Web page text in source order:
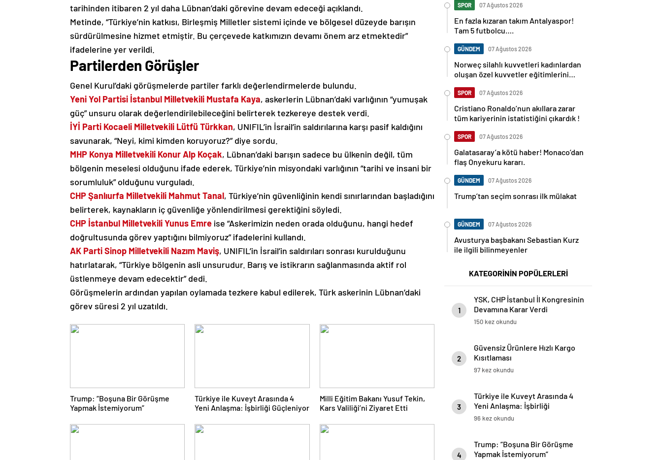
tarihinden itibaren 2 yıl daha Lübnan’daki görevine devam edeceği açıklandı.
Metinde, “Türkiye’nin katkısı, Birleşmiş Milletler sistemi içinde ve bölgesel düzeyde barışın
sürdürülmesine hizmet etmiştir. Bu çerçevede katkımızın devamı önem arz etmektedir”
ifadelerine yer verildi.
Partilerden Görüşler
Genel Kurul’daki görüşmelerde partiler farklı değerlendirmelerde bulundu.
Yeni Yol Partisi İstanbul Milletvekili Mustafa Kaya, askerlerin Lübnan’daki varlığının “yumuşak
güç” unsuru olarak değerlendirilebileceğini belirterek tezkereye destek verdi.
İYİ Parti Kocaeli Milletvekili Lütfü Türkkan, UNIFIL’in İsrail’in saldırılarına karşı pasif kaldığını
savunarak, “Neyi, kimi kimden koruyoruz?” diye sordu.
MHP Konya Milletvekili Konur Alp Koçak, Lübnan’daki barışın sadece bu ülkenin değil, tüm
bölgenin meselesi olduğunu ifade ederek, Türkiye’nin misyondaki varlığının “tarihi ve insani bir
sorumluluk” olduğunu vurguladı.
CHP Şanlıurfa Milletvekili Mahmut Tanal, Türkiye’nin güvenliğinin kendi sınırlarından başladığını
belirterek, kaynakların iç güvenliğe yönlendirilmesi gerektiğini söyledi.
CHP İstanbul Milletvekili Yunus Emre ise “Askerimizin neden orada olduğunu, hangi hedef
doğrultusunda görev yaptığını bilmiyoruz” ifadelerini kullandı.
AK Parti Sinop Milletvekili Nazım Maviş, UNIFIL’in İsrail’in saldırıları sonrası kurulduğunu
hatırlatarak, “Türkiye bölgenin asli unsurudur. Barış ve istikrarın sağlanmasında aktif rol
üstlenmeye devam edecektir” dedi.
Görüşmelerin ardından yapılan oylamada tezkere kabul edilerek, Türk askerinin Lübnan’daki
görev süresi 2 yıl uzatıldı.
Trump: “Boşuna Bir Görüşme
Yapmak İstemiyorum”
Türkiye ile Kuveyt Arasında 4
Yeni Anlaşma: İşbirliği Güçleniyor
Milli Eğitim Bakanı Yusuf Tekin,
Kars Valiliği’ni Ziyaret Etti
SPOR 07 Ağustos 2026
En fazla kızaran takım Antalyaspor!
Tam 5 futbolcu….
GÜNDEM 07 Ağustos 2026
Norweç silahlı kuvvetleri kadınlardan
oluşan özel kuvvetler eğitimlerini
SPOR 07 Ağustos 2026
Cristiano Ronaldo’nun akıllara zarar
tüm kariyerinin istatistiğini çıkardık !
SPOR 07 Ağustos 2026
Galatasaray’a kötü haber! Monaco’dan
flaş Onyekuru kararı.
GÜNDEM 07 Ağustos 2026
Trump’tan seçim sonrası ilk mülakat
GÜNDEM 07 Ağustos 2026
Avusturya başbakanı Sebastian Kurz
ile ilgili bilinmeyenler
KATEGORİNİN POPÜLERLERİ
1
YSK, CHP İstanbul İl Kongresinin
Devamına Karar Verdi
150 kez okundu
2
Güvensiz Ürünlere Hızlı Kargo
Kısıtlaması
97 kez okundu
3
Türkiye ile Kuveyt Arasında 4
Yeni Anlaşma: İşbirliği
Güçleniyor
96 kez okundu
4
Trump: “Boşuna Bir Görüşme
Yapmak İstemiyorum”